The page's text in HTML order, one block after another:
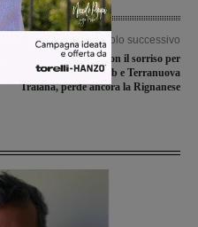
Articolo successivo
Prima di ritorno con il sorriso per
Valdarno Football Club e Terranuova
Traiana, perde ancora la Rignanese